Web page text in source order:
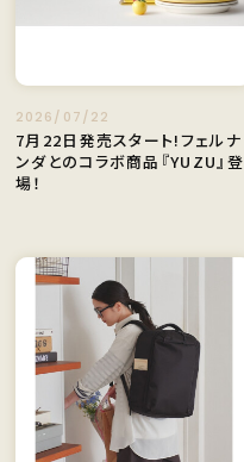
2026/07/22
7月22日発売スタート!フェルナ
ンダとのコラボ商品『YUZU』登
場！